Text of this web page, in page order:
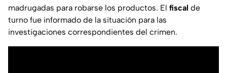
madrugadas para robarse los productos. El fiscal de
turno fue informado de la situación para las
investigaciones correspondientes del crimen.